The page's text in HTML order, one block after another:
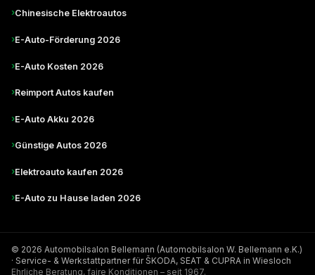
›Chinesische Elektroautos
›E-Auto-Förderung 2026
›E-Auto Kosten 2026
›Reimport Autos kaufen
›E-Auto Akku 2026
›Günstige Autos 2026
›Elektroauto kaufen 2026
›E-Auto zu Hause laden 2026
© 2026 Automobilsalon Bellemann (Automobilsalon W. Bellemann e.K.)
· Service- & Werkstattpartner für ŠKODA, SEAT & CUPRA in Wiesloch
Ehrliche Beratung, faire Konditionen – seit 1967.